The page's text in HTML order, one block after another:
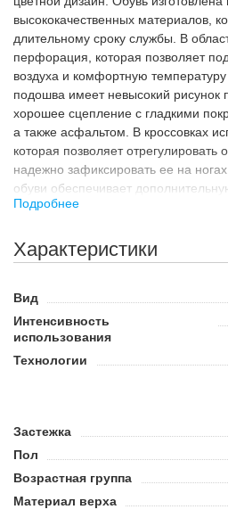
высококачественных материалов,
длительному сроку службы. В
перфорация, которая позволяет
воздуха и комфортную
подошва имеет невысокий рисунок
хорошее сцепление с гладкими
а также асфальтом. В кроссовках
которая позволяет отрегулировать
надежно зафиксировать ее на
обуви обеспечивает
и позволяет избежать травм во
Назначение
тренировок, активного отдыха,
носки. Такая обувь отлично
физкультуры, а также будет хорошо
повседневного гардероба. Она
амортизацию, поддержку стопы и
выглядеть ребенку стильно.
расцветке кроссовки подходят для
Преимущества:
Обеспечивают высокую
покрытиях.
Подходят для мальчиков и
Перфорация в обуви
Подробнее
Характеристики
Вид
Интенсивность
использования
Технологии
Застежка
Пол
Возрастная группа
Материал верха